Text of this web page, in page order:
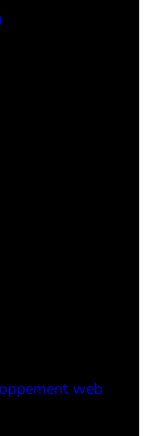
web